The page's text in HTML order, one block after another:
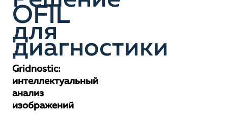
OFIL
для
диагностики
Gridnostic:
интеллектуальный
анализ
изображений